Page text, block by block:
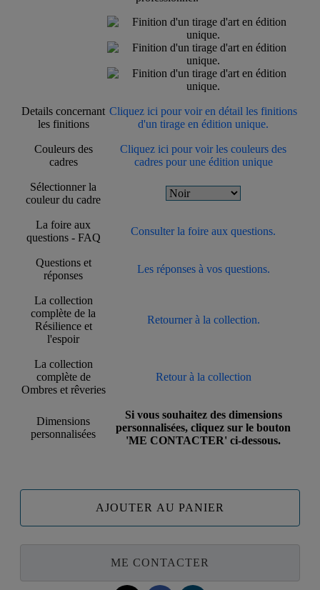
Details concernant
les finitions
Cliquez ici pour voir en détail les finitions
d'un tirage en édition unique.
Couleurs des
cadres
Cliquez ici pour voir les couleurs des
cadres pour une édition unique
Sélectionner la
couleur du cadre
La foire aux
questions - FAQ
Consulter la foire aux questions.
Questions et
réponses
Les réponses à vos questions.
La collection
complète de la
Résilience et
l'espoir
Retourner à la collection.
La collection
complète de
Ombres et rêveries
Retour à la collection
Dimensions
personnalisées
Si vous souhaitez des dimensions
personnalisées, cliquez sur le bouton
'ME CONTACTER' ci-dessous.
AJOUTER AU PANIER
ME CONTACTER